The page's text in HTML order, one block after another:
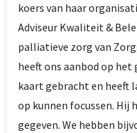
koers van haar
Adviseur Kwaliteit &
palliatieve zorg van
heeft ons aanbod op
kaart gebracht en heeft
op kunnen focussen. Hij
gegeven. We hebben